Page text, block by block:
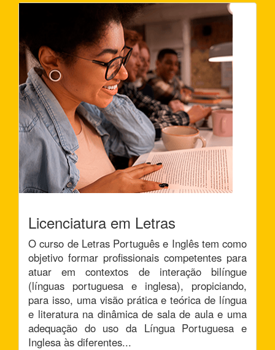
Licenciatura em Letras
O curso de Letras Português e Inglês tem como
objetivo formar profissionais competentes para
atuar em contextos de interação bilíngue
(línguas portuguesa e inglesa), propiciando,
para isso, uma visão prática e teórica de língua
e literatura na dinâmica de sala de aula e uma
adequação do uso da Língua Portuguesa e
Inglesa às diferentes...